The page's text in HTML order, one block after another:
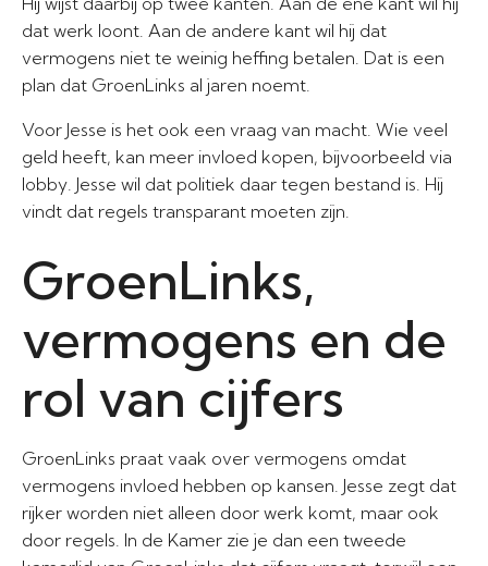
dat werk loont. Aan de andere kant wil hij dat
vermogens niet te weinig heffing betalen. Dat is een
plan dat GroenLinks al jaren noemt.
Voor Jesse is het ook een vraag van macht. Wie veel
geld heeft, kan meer invloed kopen, bijvoorbeeld via
lobby. Jesse wil dat politiek daar tegen bestand is. Hij
vindt dat regels transparant moeten zijn.
GroenLinks,
vermogens en de
rol van cijfers
GroenLinks praat vaak over vermogens omdat
vermogens invloed hebben op kansen. Jesse zegt dat
rijker worden niet alleen door werk komt, maar ook
door regels. In de Kamer zie je dan een tweede